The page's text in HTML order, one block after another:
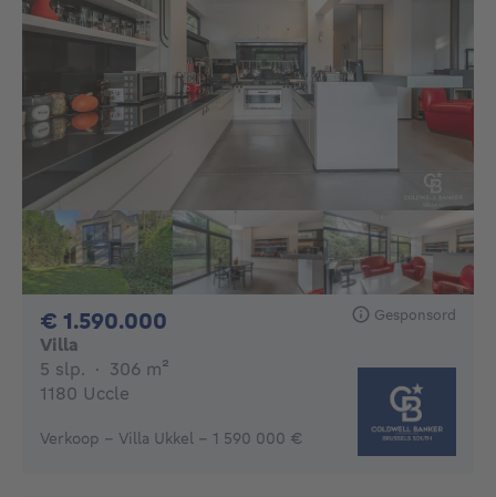
€ 1.590.000 Gesponsord
Villa
5 slp. 5 slaapkamers
· 306 m²
1180 Uccle
Verkoop - Villa Ukkel - 1 590 000 €